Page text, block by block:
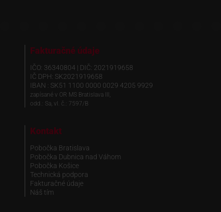
Fakturačné údaje
IČO: 36340804 | DIČ: 2021919658
IČ DPH: SK2021919658
IBAN : SK51 1100 0000 0029 4205 9929
zapísané v OR MS Bratislava III,
odd.: Sa, vl. č.: 7597/B
Kontakt
Pobočka Bratislava
Pobočka Dubnica nad Váhom
Pobočka Košice
Technická podpora
Fakturačné údaje
Náš tím